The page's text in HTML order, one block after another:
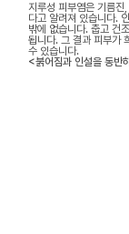
지루성 피부염은 기름
다고 알려져 있습니다.
밖에 없습니다. 춥고 건
됩니다. 그 결과 피부가
수 있습니다.
<붉어짐과 인설을 동반